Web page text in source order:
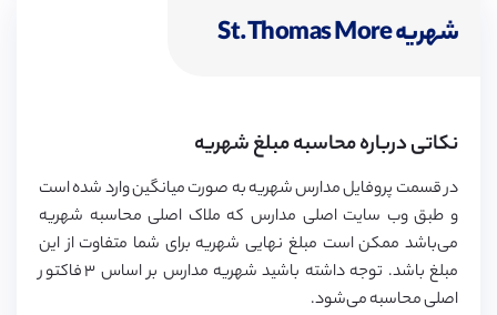
شهریه St.Thomas More
نکاتی درباره محاسبه مبلغ شهریه
در قسمت پروفایل مدارس شهریه به صورت میانگین وارد شده است
و طبق وب سایت اصلی مدارس که ملاک اصلی محاسبه شهریه
می‌باشد ممکن است مبلغ نهایی شهریه برای شما متفاوت از این
مبلغ باشد. توجه داشته باشید شهریه مدارس بر اساس ۳ فاکتور
اصلی محاسبه می‌شود.